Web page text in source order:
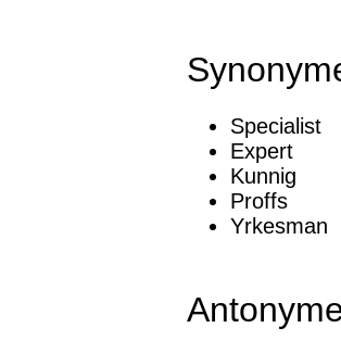
Specialist
Expert
Kunnig
Proffs
Yrkesman